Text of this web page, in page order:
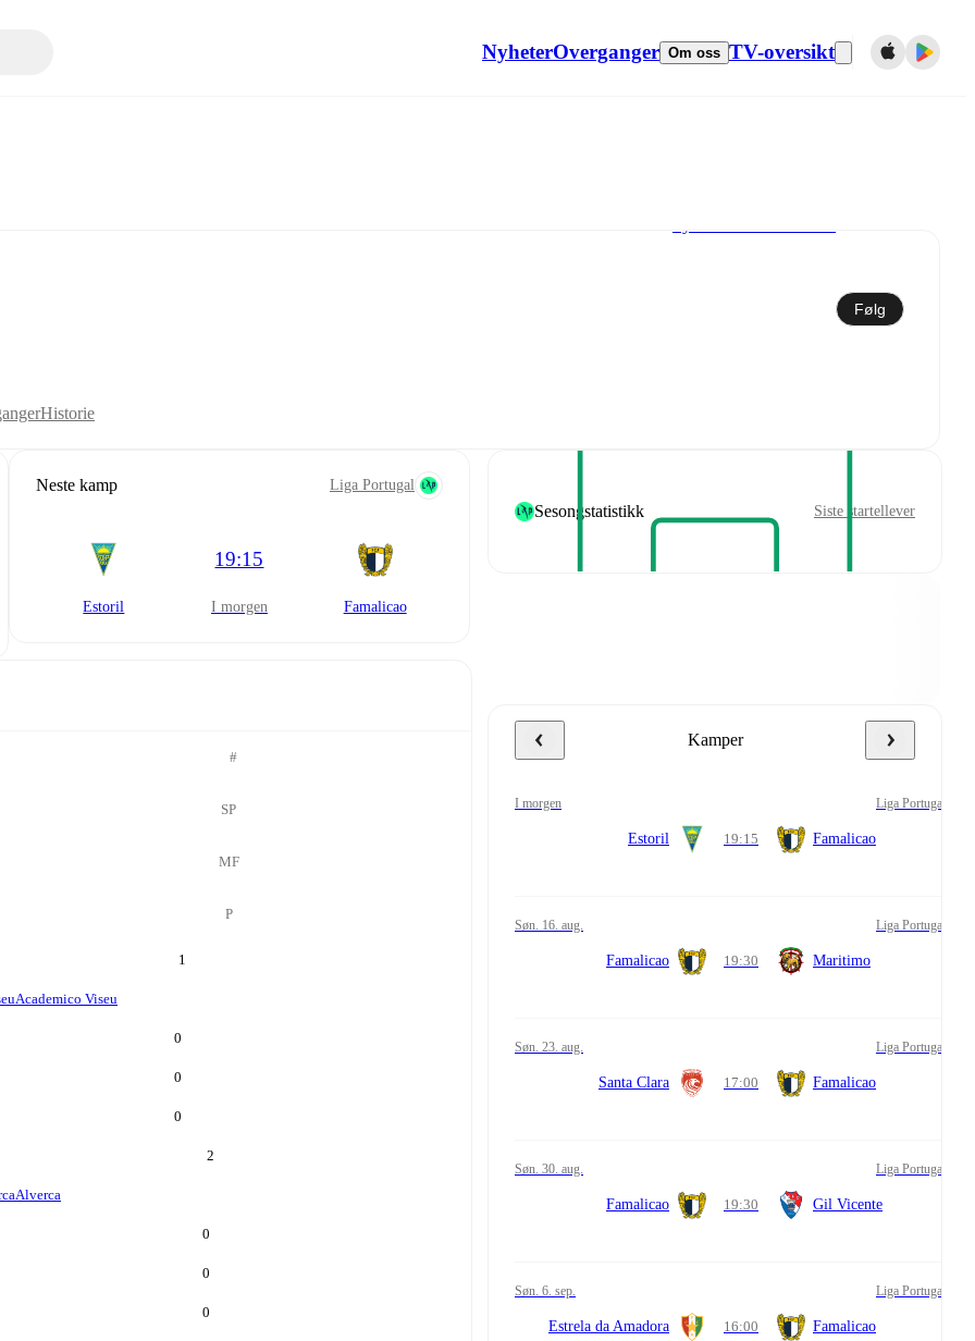
NyheterOverganger Om oss TV-oversikt
Følg
Historie
Neste kamp Liga Portugal
Estoril
19:15
i morgen Famalicao
#
SP
MF
P
1
Academico Viseu
0
0
0
2
Alverca
0
0
0
Sesongstatistikk Siste startellever
Kamper
i morgen Liga Portugal
Estoril 19:15 Famalicao
søn. 16. aug. Liga Portugal
Famalicao 19:30 Maritimo
søn. 23. aug. Liga Portugal
Santa Clara 17:00 Famalicao
søn. 30. aug. Liga Portugal
Famalicao 19:30 Gil Vicente
søn. 6. sep. Liga Portugal
Estrela da Amadora 16:00 Famalicao